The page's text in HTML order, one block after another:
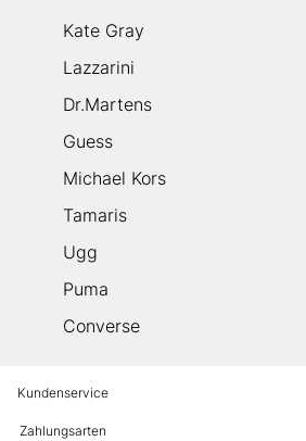
Kate Gray
Lazzarini
Dr.Martens
Guess
Michael Kors
Tamaris
Ugg
Puma
Converse
Kundenservice
Zahlungsarten